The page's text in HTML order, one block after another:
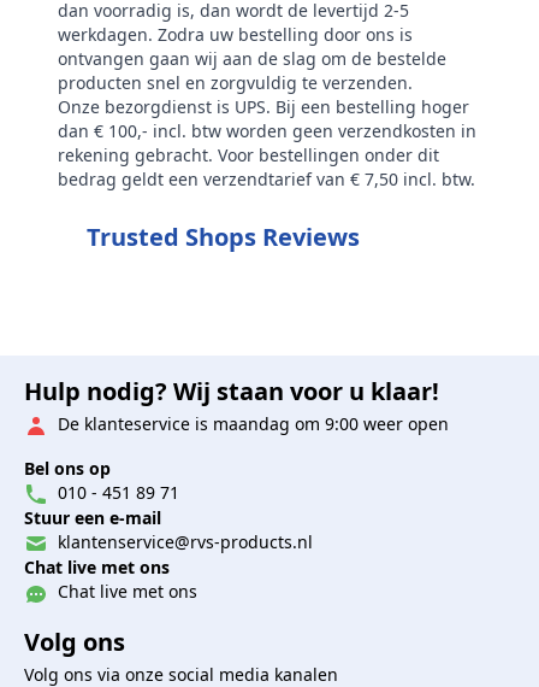
dan voorradig is, dan wordt de levertijd 2-5
werkdagen. Zodra uw bestelling door ons is
ontvangen gaan wij aan de slag om de bestelde
producten snel en zorgvuldig te verzenden.
Onze bezorgdienst is UPS. Bij een bestelling hoger
dan € 100,- incl. btw worden geen verzendkosten in
rekening gebracht. Voor bestellingen onder dit
bedrag geldt een verzendtarief van € 7,50 incl. btw.
Trusted Shops Reviews
Hulp nodig? Wij staan voor u klaar!
De klanteservice is maandag om 9:00 weer open
Bel ons op
010 - 451 89 71
Stuur een e-mail
klantenservice@rvs-products.nl
Chat live met ons
Chat live met ons
Volg ons
Volg ons via onze social media kanalen